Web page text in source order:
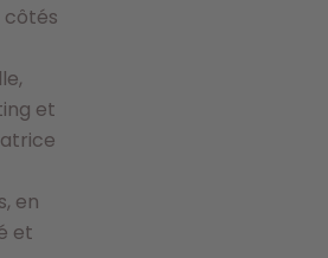
côtés
et
en
et